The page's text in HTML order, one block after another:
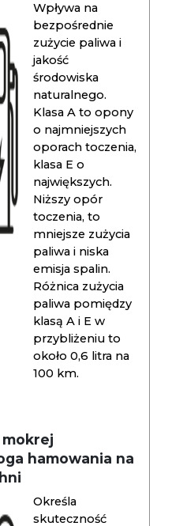
Wpływa na
bezpośrednie
zużycie paliwa i
jakość
środowiska
naturalnego.
Klasa A to opony
o najmniejszych
oporach toczenia,
klasa E o
największych.
Niższy opór
toczenia, to
mniejsze zużycia
paliwa i niska
emisja spalin.
Różnica zużycia
paliwa pomiędzy
klasą A i E w
przybliżeniu to
około 0,6 litra na
100 km.
mokrej
hamowania na
Określa
skuteczność